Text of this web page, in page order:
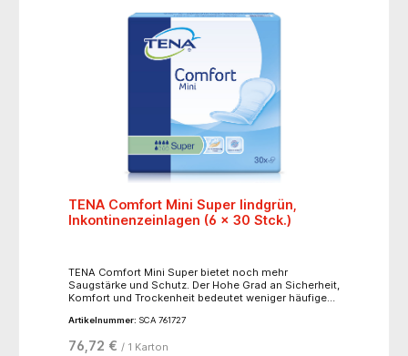
TENA Comfort Mini Super lindgrün,
Inkontinenzeinlagen (6 x 30 Stck.)
TENA Comfort Mini Super bietet noch mehr
Saugstärke und Schutz. Der Hohe Grad an Sicherheit,
Komfort und Trockenheit bedeutet weniger häufiges
Artikelnummer: SCA 761727
76,72 € / 1 Karton